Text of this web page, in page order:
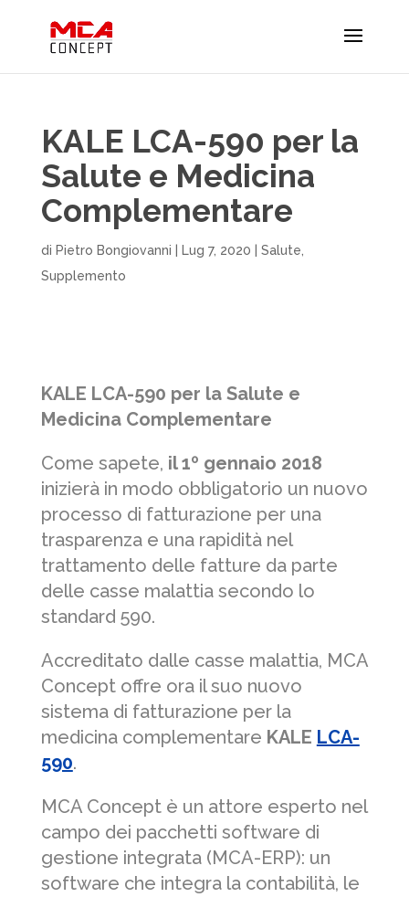
KALE LCA-590 per la
Salute e Medicina
Complementare
di Pietro Bongiovanni Lug 7, 2020 Salute
Supplemento
KALE LCA-590 per la Salute e
Medicina Complementare
Come sapete, il 1º gennaio 2018
inizierà in modo obbligatorio un nuovo
processo di fatturazione per una
trasparenza e una rapidità nel
trattamento delle fatture da parte
delle casse malattia secondo lo
standard 590.
Accreditato dalle casse malattia, MCA
Concept offre ora il suo nuovo
sistema di fatturazione per la
medicina complementare KALE LCA-
590.
MCA Concept è un attore esperto nel
campo dei pacchetti software di
gestione integrata (MCA-ERP): un
software che integra la contabilità, le